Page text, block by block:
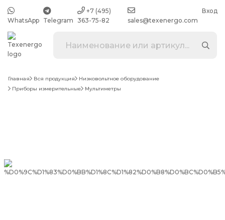
WhatsApp Telegram
+7 (495)
363-75-82
sales@texenergo.com
Вход
Главная Вся продукция
Низковольтное оборудование
Приборы измерительные
Мультиметры